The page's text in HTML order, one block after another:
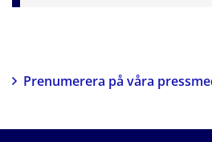
Prenumerera på våra